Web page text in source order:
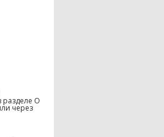
разделе О
через